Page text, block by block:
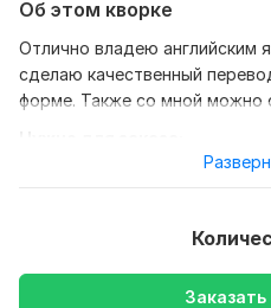
Об этом кворке
Отлично владею английским
сделаю качественный
форме. Также со мной можно
Ожидаю от вас текст,
искусство,
Туризм и
Заказать